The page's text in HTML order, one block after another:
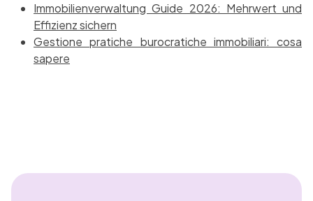
Immobilienverwaltung Guide 2026: Mehrwert und
Effizienz sichern
Gestione pratiche burocratiche immobiliari: cosa
sapere